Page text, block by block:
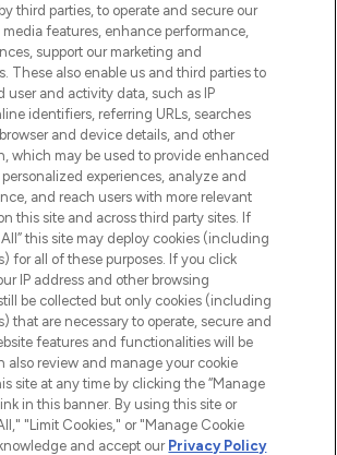
über die App mit kostenloser
ab einem Einkaufswert von 30€.
Cookie-Einwilligung
Sell or Share My Personal
Information
& INFORMATION
IMPRESSUM
LOOKFANTASTIC
COVID-19
third parties, to operate and secure our
media features, enhance performance,
support our marketing and
These also enable us and third parties to
user and activity data, such as IP
identifiers, referring URLs, searches
and device details, and other
which may be used to provide enhanced
experiences, analyze and
and reach users with more relevant
this site and across third party sites. If
this site may deploy cookies (including
for all of these purposes. If you click
IP address and other browsing
be collected but only cookies (including
that are necessary to operate, secure and
features and functionalities will be
also review and manage your cookie
site at any time by clicking the “Manage
in this banner. By using this site or
"Limit Cookies," or "Manage Cookie
and accept our Privacy Policy